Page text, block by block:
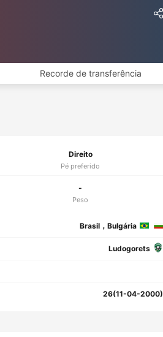
Recorde de transferência
Direito
Pé preferido
-
Peso
Brasil，Bulgária
Ludogorets
26(11-04-2000)